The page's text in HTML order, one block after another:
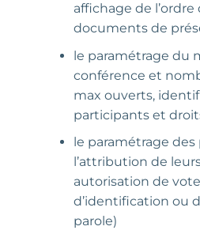
affichage de
documents de
le paramétrage du
conférence et
max ouverts,
participants et
le paramétrage
l’attribution de
autorisation de
d’identification ou
parole)